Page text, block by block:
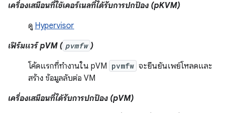
เครื่องเสมือนที่ใช้เคอร์เนลที่ได้รับการปกป้อง (pKVM)
ดู Hypervisor
เฟิร์มแวร์ pVM ( pvmfw )
โค้ดแรกที่ทำงานใน pVM pvmfw จะยืนยันเพย์โหลดและ
สร้าง ข้อมูลลับต่อ VM
เครื่องเสมือนที่ได้รับการปกป้อง (pVM)